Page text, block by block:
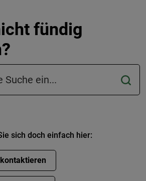
fündig
sich doch einfach hier: